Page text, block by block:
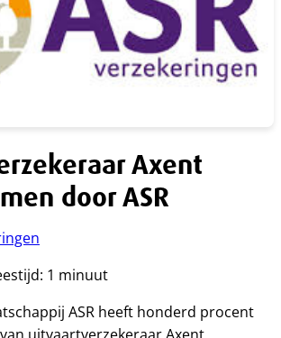
Axent
door ASR
1 minuut
ASR heeft honderd procent